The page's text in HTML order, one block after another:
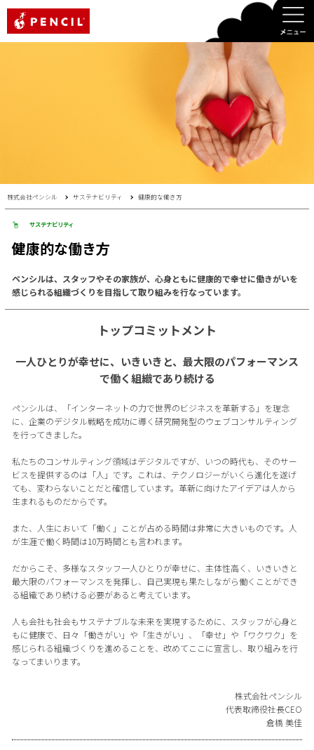
株式会社ペンシル サステナビリティ 健康的な働き方
サステナビリティ
健康的な働き方
ペンシルは、スタッフやその家族が、心身ともに健康的で幸せに働きがいを
感じられる組織づくりを目指して取り組みを行なっています。
トップコミットメント
一人ひとりが幸せに、いきいきと、最大限のパフォーマンス
で働く組織であり続ける
ペンシルは、「インターネットの力で世界のビジネスを革新する」を理念
に、企業のデジタル戦略を成功に導く研究開発型のウェブコンサルティング
を行ってきました。
私たちのコンサルティング領域はデジタルですが、いつの時代も、そのサー
ビスを提供するのは「人」です。これは、テクノロジーがいくら進化を遂げ
ても、変わらないことだと確信しています。革新に向けたアイデアは人から
生まれるものだからです。
また、人生において「働く」ことが占める時間は非常に大きいものです。人
が生涯で働く時間は10万時間とも言われます。
だからこそ、多様なスタッフ一人ひとりが幸せに、主体性高く、いきいきと
最大限のパフォーマンスを発揮し、自己実現も果たしながら働くことができ
る組織であり続ける必要があると考えています。
人も会社も社会もサステナブルな未来を実現するために、スタッフが心身と
もに健康で、日々「働きがい」や「生きがい」、「幸せ」や「ワクワク」を
感じられる組織づくりを進めることを、改めてここに宣言し、取り組みを行
なってまいります。
株式会社ペンシル
代表取締役社長CEO
倉橋 美佳